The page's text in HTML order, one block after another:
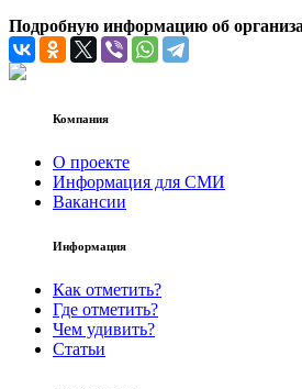
Подробную информацию об
Компания
О проекте
Информация для СМИ
Вакансии
Информация
Как отметить?
Где отметить?
Чем удивить?
Статьи